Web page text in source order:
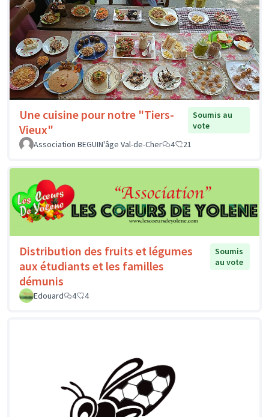
Une cuisine pour notre "Tiers-
Vieux"
Soumis au
vote
Association BEGUIN'âge Val-de-Cher
4 21
Distribution des fruits et légumes
aux étudiants et les familles
démunis
Soumis
au vote
Edouard 4 4